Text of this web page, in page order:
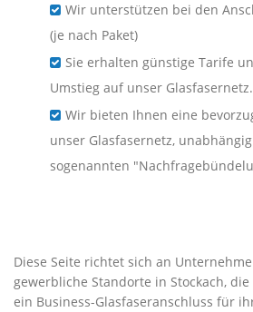
Wir unterstützen bei den
(je nach Paket)
Sie erhalten günstige Tarife
Umstieg auf unser Glasfasernetz.
Wir bieten Ihnen eine
unser Glasfasernetz,
sogenannten
Diese Seite richtet sich an
gewerbliche Standorte in Stockach,
ein Business-Glasfaseranschluss für